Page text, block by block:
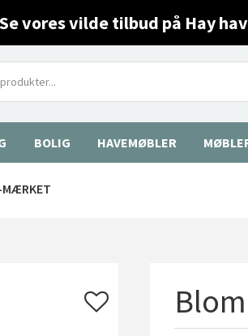
Se vores vilde tilbud på Hay
BOLIG HAVEMØBLER
MÆRKET